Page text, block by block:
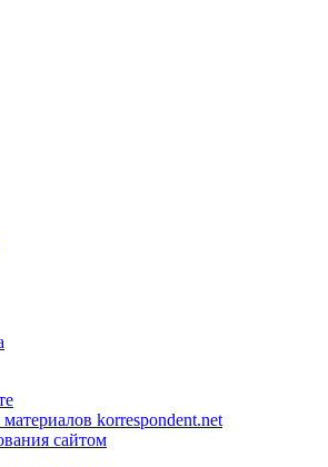
korrespondent.net
сайтом